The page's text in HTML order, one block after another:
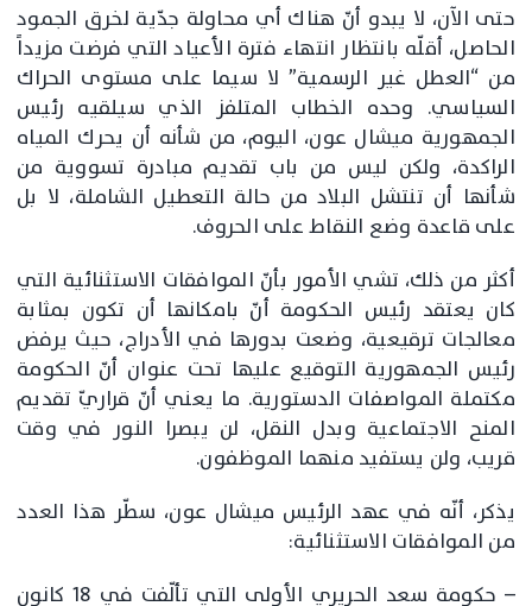
حتى الآن، لا يبدو أنّ هناك أي محاولة جدّية لخرق الجمود
الحاصل، أقلّه بانتظار انتهاء فترة الأعياد التي فرضت مزيداً
من “العطل غير الرسمية” لا سيما على مستوى الحراك
السياسي. وحده الخطاب المتلفز الذي سيلقيه رئيس
الجمهورية ميشال عون، اليوم، من شأنه أن يحرك المياه
الراكدة، ولكن ليس من باب تقديم مبادرة تسووية من
شأنها أن تنتشل البلاد من حالة التعطيل الشاملة، لا بل
على قاعدة وضع النقاط على الحروف.
أكثر من ذلك، تشي الأمور بأنّ الموافقات الاستثنائية التي
كان يعتقد رئيس الحكومة أنّ بامكانها أن تكون بمثابة
معالجات ترقيعية، وضعت بدورها في الأدراج، حيث يرفض
رئيس الجمهورية التوقيع عليها تحت عنوان أنّ الحكومة
مكتملة المواصفات الدستورية. ما يعني أنّ قراريّ تقديم
المنح الاجتماعية وبدل النقل، لن يبصرا النور في وقت
قريب، ولن يستفيد منهما الموظفون.
يذكر، أنّه في عهد الرئيس ميشال عون، سطّر هذا العدد
من الموافقات الاستثنائية:
– حكومة سعد الحريري الأولى التي تألّفت في 18 كانون